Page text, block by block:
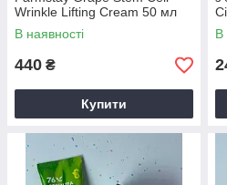
Wrinkle Lifting Cream 50 мл
В наявності
440 ₴
Купити
В